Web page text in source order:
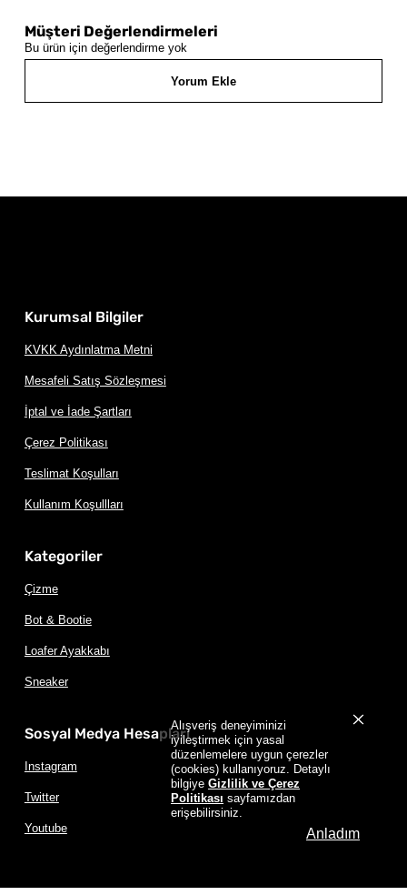
Alışveriş deneyiminizi
iyileştirmek için yasal
düzenlemelere uygun çerezler
(cookies) kullanıyoruz. Detaylı
bilgiye Gizlilik ve Çerez
Politikası sayfamızdan
erişebilirsiniz.
Anladım
Müşteri Değerlendirmeleri
Bu ürün için değerlendirme yok
Yorum Ekle
Kurumsal Bilgiler
KVKK Aydınlatma Metni
Mesafeli Satış Sözleşmesi
İptal ve İade Şartları
Çerez Politikası
Teslimat Koşulları
Kullanım Koşullları
Kategoriler
Çizme
Bot & Bootie
Loafer Ayakkabı
Sneaker
Sosyal Medya Hesapları
Instagram
Twitter
Youtube